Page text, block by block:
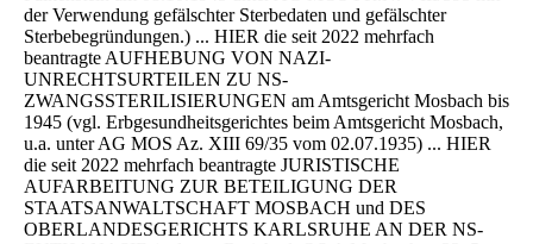
der Verwendung gefälschter Sterbedaten und gefälschter
Sterbebegründungen.) ... HIER die seit 2022 mehrfach
beantragte AUFHEBUNG VON NAZI-
UNRECHTSURTEILEN ZU NS-
ZWANGSSTERILISIERUNGEN am Amtsgericht Mosbach bis
1945 (vgl. Erbgesundheitsgerichtes beim Amtsgericht Mosbach,
u.a. unter AG MOS Az. XIII 69/35 vom 02.07.1935) ... HIER
die seit 2022 mehrfach beantragte JURISTISCHE
AUFARBEITUNG ZUR BETEILIGUNG DER
STAATSANWALTSCHAFT MOSBACH und DES
OBERLANDESGERICHTS KARLSRUHE AN DER NS-